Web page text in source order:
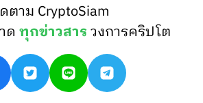
ตาม CryptoSiam
ดทุกข่าวสารวงการคริปโต